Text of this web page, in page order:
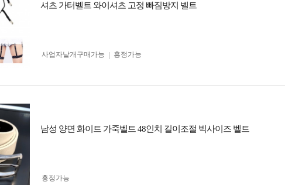
셔츠 가터벨트 와이셔츠 고정 빠짐방지 벨트
사업자 낱개구매가능 흥정가능
남성 양면 화이트 가죽벨트 48인치 길이조절 빅사이즈 벨트
흥정가능